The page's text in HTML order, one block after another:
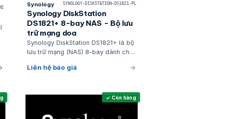
Synology SYNOLOGY-DISKSTATION-DS1821-PL
Synology DiskStation
DS1821+ 8-bay NAS - Bộ lưu
trữ mạng doa
Synology DiskStation DS1821+ là bộ
lưu trữ mạng (NAS) 8-bay dành cho
Liên hệ báo giá
✓ Còn hàng